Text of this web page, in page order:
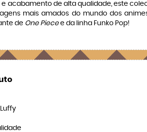
e acabamento de alta qualidade, este
mais amados do mundo dos
de One Piecee da linha Funko Pop!